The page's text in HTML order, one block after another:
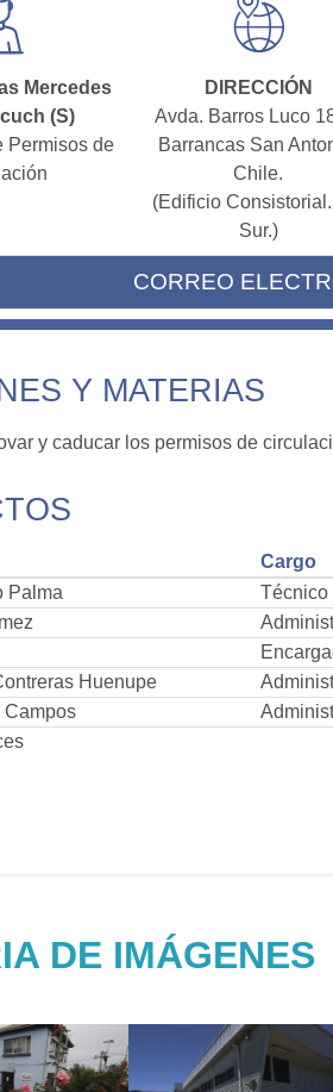
Mercedes
(S)
Permisos de
DIRECCIÓN
Avda. Barros Luco
Barrancas San
Chile.
(Edificio
Sur.)
CORREO
Y MATERIAS
y caducar los permisos de
Cargo
Palma
Técnico
Huenupe
Campos
DE IMÁGENES